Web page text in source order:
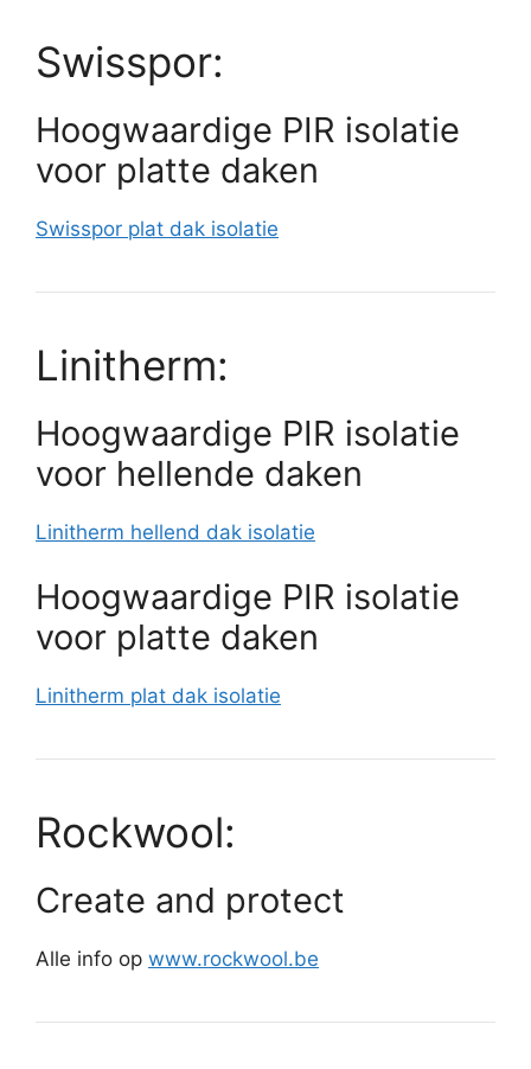
Swisspor:
Hoogwaardige PIR isolatie
voor platte daken
Swisspor plat dak isolatie
Linitherm:
Hoogwaardige PIR isolatie
voor hellende daken
Linitherm hellend dak isolatie
Hoogwaardige PIR isolatie
voor platte daken
Linitherm plat dak isolatie
Rockwool:
Create and protect
Alle info op www.rockwool.be